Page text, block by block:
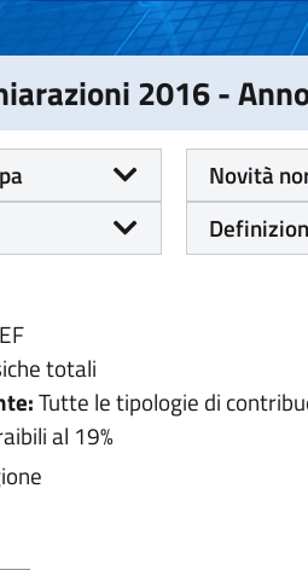
2016 -
Novità
totali
Tutte le tipologie di
al 19%